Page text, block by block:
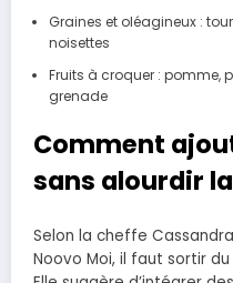
Graines et oléagineux :
noisettes
Fruits à croquer : pomme,
grenade
Comment
sans alourdir
Selon la cheffe
Noovo Moi, il faut sortir